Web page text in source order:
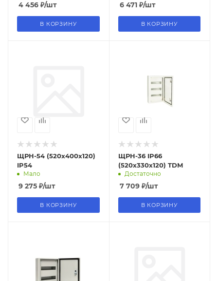
4 456 ₽/шт
В КОРЗИНУ
6 471₽/шт
В КОРЗИНУ
ЩРН-54 (520х400х120)
IP54
Мало
9 275 ₽/шт
В КОРЗИНУ
ЩРН-36 IP66
(520х330х120) TDM
Достаточно
7 709₽/шт
В КОРЗИНУ